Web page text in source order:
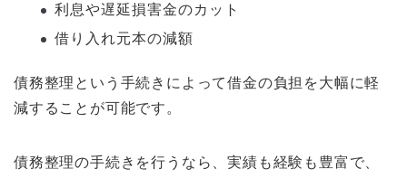
利息や遅延損害金のカット
借り入れ元本の減額
債務整理という手続きによって借金の負担を大幅に軽
減することが可能です。
債務整理の手続きを行うなら、実績も経験も豊富で、